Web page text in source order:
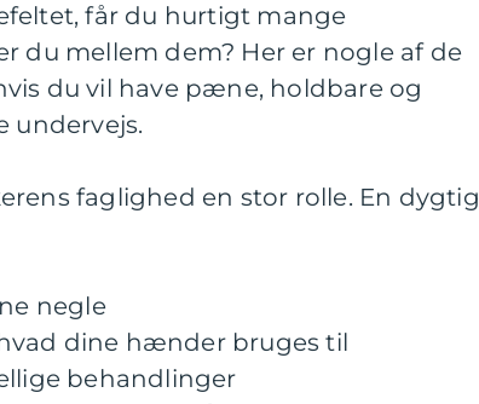
får du hurtigt mange
du mellem dem? Her er nogle af de
du vil have pæne, holdbare og
undervejs.
faglighed en stor rolle. En dygtig
negle
dine hænder bruges til
behandlinger